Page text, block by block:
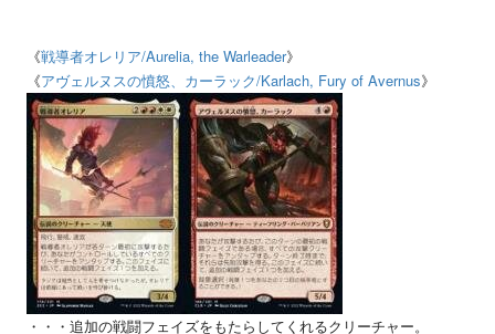
《戦導者オレリア/Aurelia, the Warleader》
《アヴェルヌスの憤怒、カーラック/Karlach, Fury of Avernus》
・・・追加の戦闘フェイズをもたらしてくれるクリーチャー。